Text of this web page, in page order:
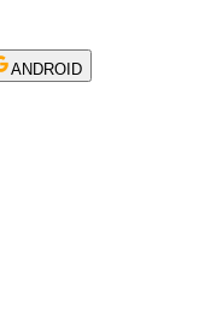
ANDROID